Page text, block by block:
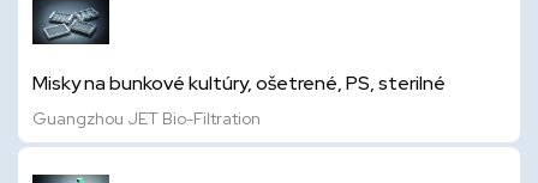
Misky na bunkové kultúry, ošetrené, PS, sterilné
Guangzhou JET Bio-Filtration